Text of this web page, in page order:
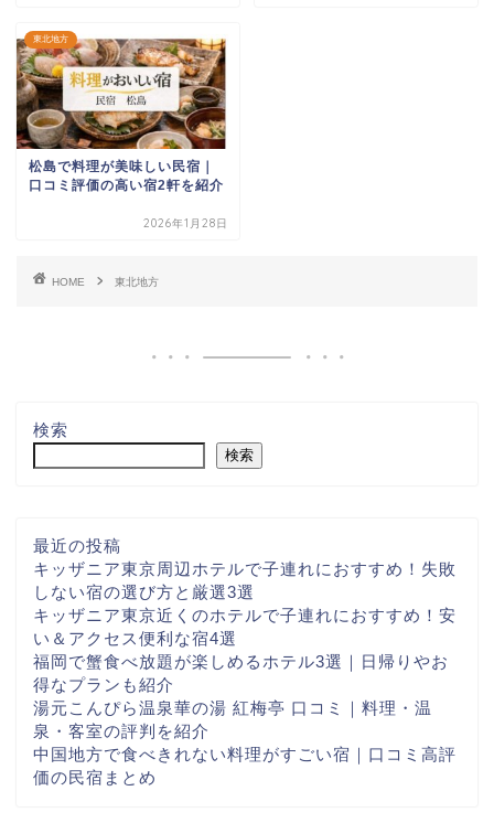
東北地方
松島で料理が美味しい民宿｜
口コミ評価の高い宿2軒を紹介
2026年1月28日
HOME 東北地方
検索
検索
最近の投稿
キッザニア東京周辺ホテルで子連れにおすすめ！失敗
しない宿の選び方と厳選3選
キッザニア東京近くのホテルで子連れにおすすめ！安
い＆アクセス便利な宿4選
福岡で蟹食べ放題が楽しめるホテル3選｜日帰りやお
得なプランも紹介
湯元こんぴら温泉華の湯 紅梅亭 口コミ｜料理・温
泉・客室の評判を紹介
中国地方で食べきれない料理がすごい宿｜口コミ高評
価の民宿まとめ